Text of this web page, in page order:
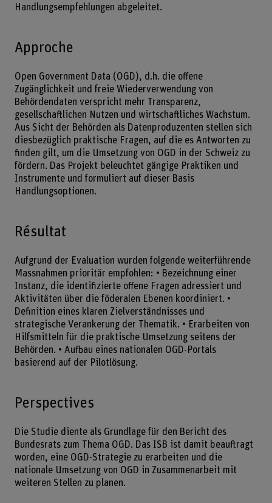
Handlungsempfehlungen abgeleitet.
Approche
Open Government Data (OGD), d.h. die offene
Zugänglichkeit und freie Wiederverwendung von
Behördendaten verspricht mehr Transparenz,
gesellschaftlichen Nutzen und wirtschaftliches Wachstum.
Aus Sicht der Behörden als Datenproduzenten stellen sich
diesbezüglich praktische Fragen, auf die es Antworten zu
finden gilt, um die Umsetzung von OGD in der Schweiz zu
fördern. Das Projekt beleuchtet gängige Praktiken und
Instrumente und formuliert auf dieser Basis
Handlungsoptionen.
Résultat
Aufgrund der Evaluation wurden folgende weiterführende
Massnahmen prioritär empfohlen: • Bezeichnung einer
Instanz, die identifizierte offene Fragen adressiert und
Aktivitäten über die föderalen Ebenen koordiniert. •
Definition eines klaren Zielverständnisses und
strategische Verankerung der Thematik. • Erarbeiten von
Hilfsmitteln für die praktische Umsetzung seitens der
Behörden. • Aufbau eines nationalen OGD-Portals
basierend auf der Pilotlösung.
Perspectives
Die Studie diente als Grundlage für den Bericht des
Bundesrats zum Thema OGD. Das ISB ist damit beauftragt
worden, eine OGD-Strategie zu erarbeiten und die
nationale Umsetzung von OGD in Zusammenarbeit mit
weiteren Stellen zu planen.